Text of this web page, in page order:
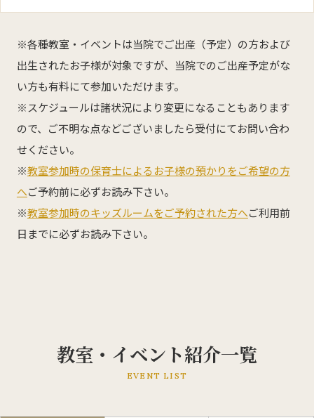
※各種教室・イベントは当院でご出産（予定）の方および
出生されたお子様が対象ですが、当院でのご出産予定がな
い方も有料にて参加いただけます。
※スケジュールは諸状況により変更になることもあります
ので、ご不明な点などございましたら受付にてお問い合わ
せください。
※教室参加時の保育士によるお子様の預かりをご希望の方
へご予約前に必ずお読み下さい。
※教室参加時のキッズルームをご予約された方へご利用前
日までに必ずお読み下さい。
教室・イベント紹介一覧
EVENT LIST